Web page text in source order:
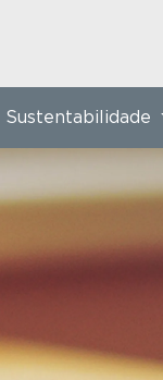
Sustentabilidade